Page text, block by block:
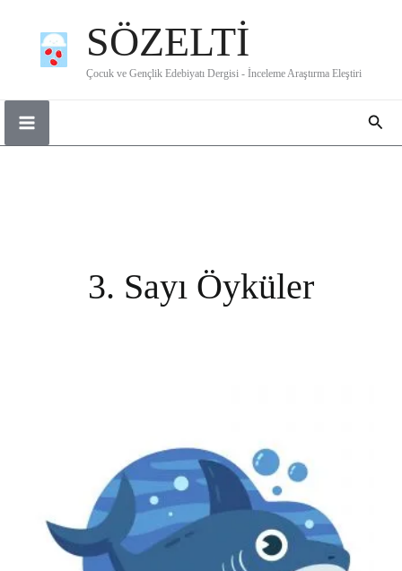
SÖZELTİ
Çocuk ve Gençlik Edebiyatı Dergisi - İnceleme Araştırma Eleştiri
3. Sayı Öyküler